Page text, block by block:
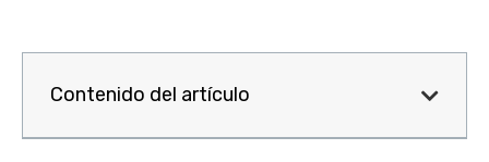
Contenido del artículo